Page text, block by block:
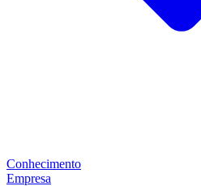
Conhecimento
Empresa